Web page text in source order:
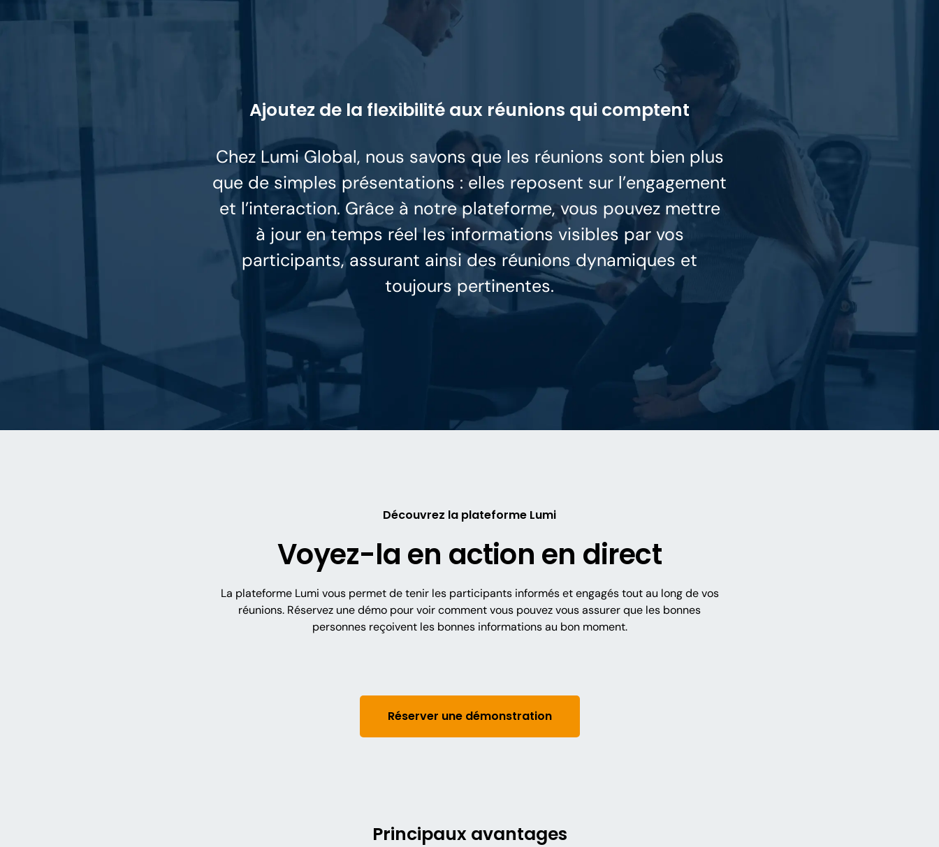
Ajoutez de la flexibilité aux réunions qui comptent
Chez Lumi Global, nous savons que les réunions sont bien plus
que de simples présentations : elles reposent sur l’engagement
et l’interaction. Grâce à notre plateforme, vous pouvez mettre
à jour en temps réel les informations visibles par vos
participants, assurant ainsi des réunions dynamiques et
toujours pertinentes.
Découvrez la plateforme Lumi
Voyez-la en action en direct
La plateforme Lumi vous permet de tenir les participants informés et engagés tout au long de vos
réunions. Réservez une démo pour voir comment vous pouvez vous assurer que les bonnes
personnes reçoivent les bonnes informations au bon moment.
Réserver une démonstration
Principaux avantages